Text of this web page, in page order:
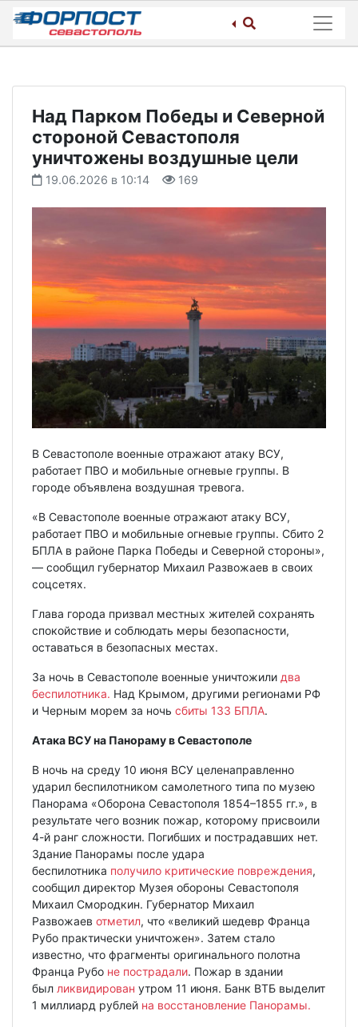
Skip
content
Над Парком Победы и Северной
стороной Севастополя
уничтожены воздушные цели
19.06.2026 в 10:14 169
В Севастополе военные отражают атаку ВСУ,
работает ПВО и мобильные огневые группы. В
городе объявлена воздушная тревога.
«В Севастополе военные отражают атаку ВСУ,
работает ПВО и мобильные огневые группы. Сбито 2
БПЛА в районе Парка Победы и Северной стороны»,
— сообщил губернатор Михаил Развожаев в своих
соцсетях.
Глава города призвал местных жителей сохранять
спокойствие и соблюдать меры безопасности,
оставаться в безопасных местах.
За ночь в Севастополе военные уничтожили два
беспилотника. Над Крымом, другими регионами РФ
и Черным морем за ночь сбиты 133 БПЛА.
Атака ВСУ на Панораму в Севастополе
В ночь на среду 10 июня ВСУ целенаправленно
ударил беспилотником самолетного типа по музею
Панорама «Оборона Севастополя 1854–1855 гг.», в
результате чего возник пожар, которому присвоили
4-й ранг сложности. Погибших и пострадавших нет.
Здание Панорамы после удара
беспилотника получило критические повреждения,
сообщил директор Музея обороны Севастополя
Михаил Смородкин. Губернатор Михаил
Развожаев отметил, что «великий шедевр Франца
Рубо практически уничтожен». Затем стало
известно, что фрагменты оригинального полотна
Франца Рубо не пострадали. Пожар в здании
был ликвидирован утром 11 июня. Банк ВТБ выделит
1 миллиард рублей на восстановление Панорамы.